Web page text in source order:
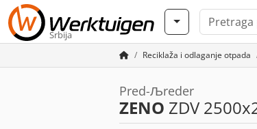
Srbija
Reciklaža i odlaganje otpada
Pred-Љreder
ZENO ZDV